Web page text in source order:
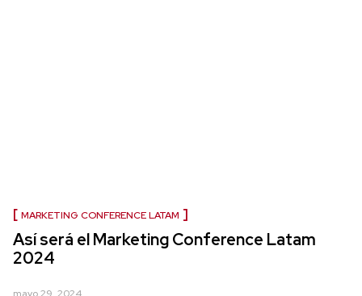
MARKETING CONFERENCE LATAM
Así será el Marketing Conference Latam
2024